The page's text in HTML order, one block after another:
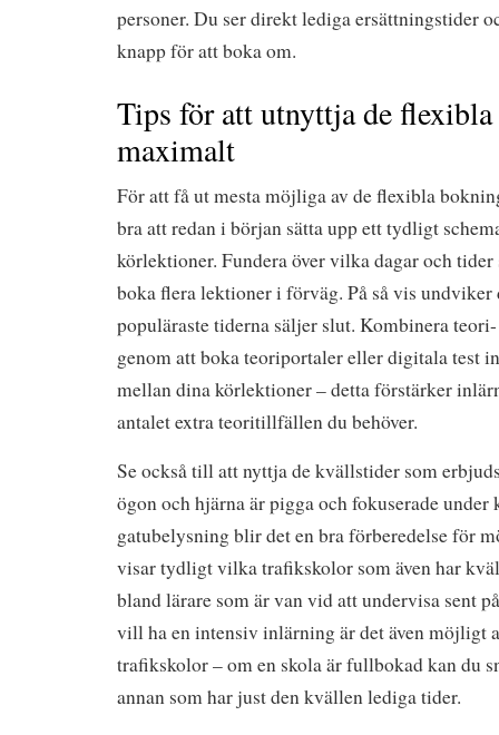
personer. Du ser direkt lediga ersättningstider
knapp för att boka om.
Tips för att utnyttja de
maximalt
För att få ut mesta möjliga av de flexibla
bra att redan i början sätta upp ett tydligt
körlektioner. Fundera över vilka dagar och tider
boka flera lektioner i förväg. På så vis
populäraste tiderna säljer slut. Kombinera
genom att boka teoriportaler eller digitala test
mellan dina körlektioner – detta förstärker
antalet extra teori­tillfällen du behöver.
Se också till att nyttja de kvällstider som
ögon och hjärna är pigga och fokuserade under
gatubelysning blir det en bra förberedelse för
visar tydligt vilka trafikskolor som även har
bland lärare som är van vid att undervisa sent
vill ha en intensiv inlärning är det även möjligt
trafikskolor – om en skola är fullbokad kan du
annan som har just den kvällen lediga tider.